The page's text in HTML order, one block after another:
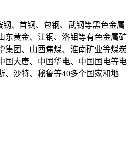
、首钢、包钢、武钢等黑色金属
东黄金、江铜、洛钼等有色金属矿
集团、山西焦煤、淮南矿业等煤炭
国大唐、中国华电、中国国电等电
、沙特、秘鲁等40多个国家和地